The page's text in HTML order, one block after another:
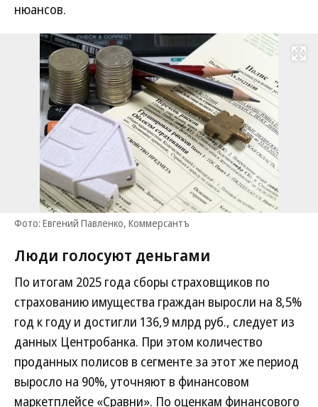
нюансов.
Развернуть
Фото: Евгений Павленко, Коммерсантъ
Люди голосуют деньгами
По итогам 2025 года сборы страховщиков по
страхованию имущества граждан выросли на 8,5%
год к году и достигли 136,9 млрд руб., следует из
данных Центробанка. При этом количество
проданных полисов в сегменте за этот же период
выросло на 90%, уточняют в финансовом
маркетплейсе «Сравни». По оценкам финансового